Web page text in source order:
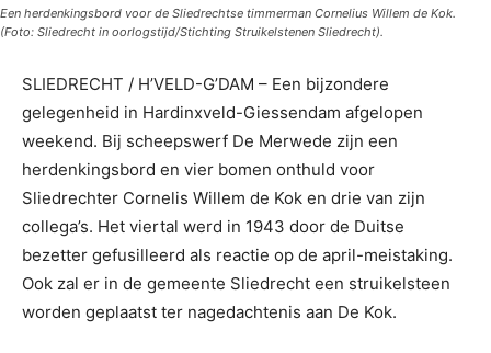
Een herdenkingsbord voor de Sliedrechtse timmerman Cornelius Willem de Kok.
(Foto: Sliedrecht in oorlogstijd/Stichting Struikelstenen Sliedrecht).
SLIEDRECHT / H’VELD-G’DAM – Een bijzondere
gelegenheid in Hardinxveld-Giessendam afgelopen
weekend. Bij scheepswerf De Merwede zijn een
herdenkingsbord en vier bomen onthuld voor
Sliedrechter Cornelis Willem de Kok en drie van zijn
collega’s. Het viertal werd in 1943 door de Duitse
bezetter gefusilleerd als reactie op de april-meistaking.
Ook zal er in de gemeente Sliedrecht een struikelsteen
worden geplaatst ter nagedachtenis aan De Kok.